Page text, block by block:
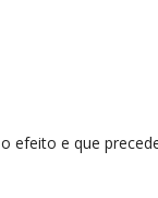
e que